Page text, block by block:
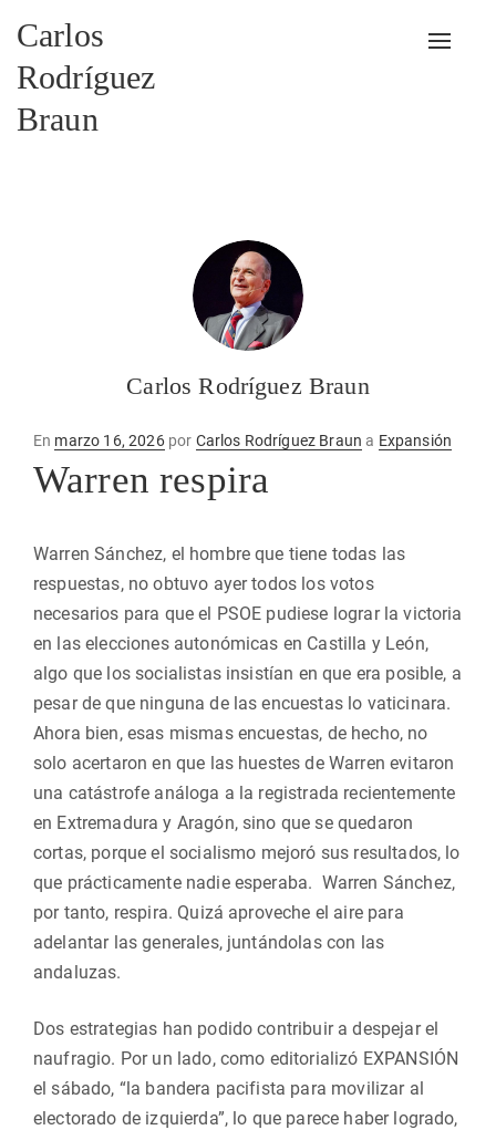
Carlos
Rodríguez
Braun
Carlos Rodríguez Braun
En Publicado
en
marzo 16, 2026por Carlos Rodríguez Braun a Expansión
Warren respira
Warren Sánchez, el hombre que tiene todas las
respuestas, no obtuvo ayer todos los votos
necesarios para que el PSOE pudiese lograr la victoria
en las elecciones autonómicas en Castilla y León,
algo que los socialistas insistían en que era posible, a
pesar de que ninguna de las encuestas lo vaticinara.
Ahora bien, esas mismas encuestas, de hecho, no
solo acertaron en que las huestes de Warren evitaron
una catástrofe análoga a la registrada recientemente
en Extremadura y Aragón, sino que se quedaron
cortas, porque el socialismo mejoró sus resultados, lo
que prácticamente nadie esperaba. Warren Sánchez,
por tanto, respira. Quizá aproveche el aire para
adelantar las generales, juntándolas con las
andaluzas.
Dos estrategias han podido contribuir a despejar el
naufragio. Por un lado, como editorializó EXPANSIÓN
el sábado, “la bandera pacifista para movilizar al
electorado de izquierda”, lo que parece haber logrado,